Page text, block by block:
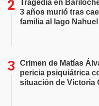
Tragedia en
3 años murió tras
familia al lago
Crimen de Matías
pericia psiquiátrica
situación de Victoria